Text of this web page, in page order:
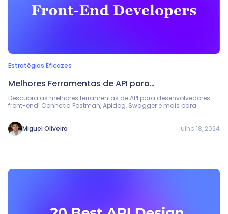
Estratégias Eficazes
Melhores Ferramentas de API para
Desenvolvedores Front-End
Descubra as melhores ferramentas de API para desenvolvedores
front-end! Conheça Postman, Apidog, Swagger e mais para
integração de APIs.
Miguel Oliveira
julho 18, 2024